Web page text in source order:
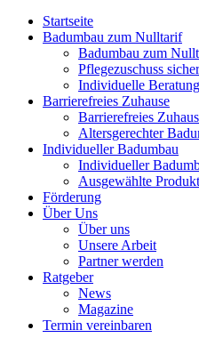
Startseite
Badumbau zum Nulltarif
Badumbau zum
Pflegezuschuss
Individuelle Beratung
Barrierefreies Zuhause
Barrierefreies
Altersgerechter
Individueller Badumbau
Individueller
Ausgewählte
Förderung
Über Uns
Über uns
Unsere Arbeit
Partner werden
Ratgeber
News
Magazine
Termin vereinbaren